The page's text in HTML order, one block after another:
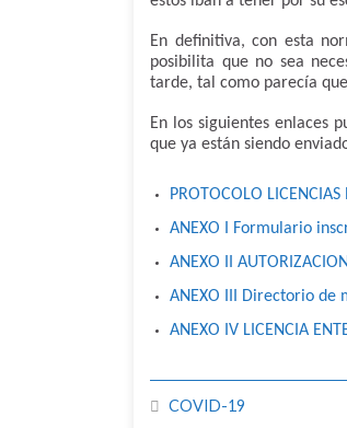
En definitiva, con esta
posibilita que no sea
tarde, tal como parecía
En los siguientes enlaces
que ya están siendo
PROTOCOLO LICENCIAS
ANEXO I Formulario
ANEXO II
ANEXO III Directorio de
ANEXO IV LICENCIA
COVID-19